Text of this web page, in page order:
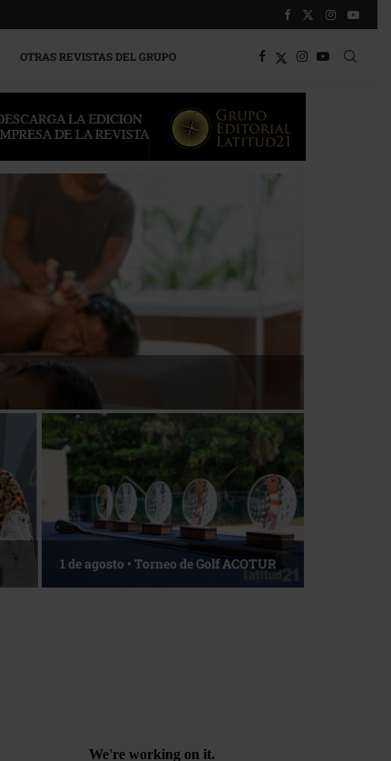
OTRAS REVISTAS DEL GRUPO
1 de agosto • Torneo de Golf ACOTUR